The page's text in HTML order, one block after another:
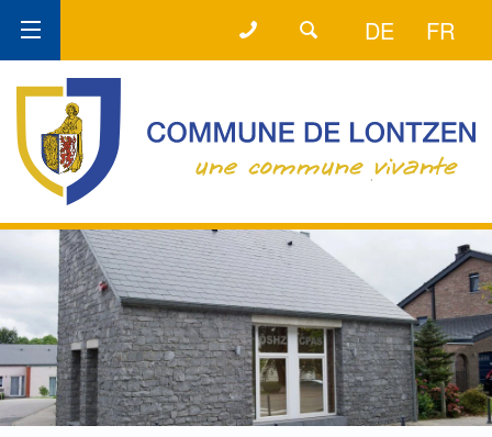
FR
DE
LA LIGNE DIRECTE +32 (0) 87 60 11 15